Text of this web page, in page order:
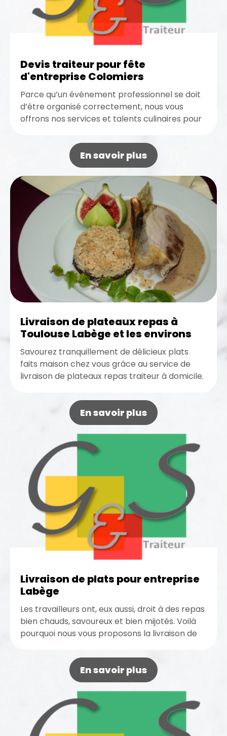
Devis traiteur pour fête
d'entreprise Colomiers
Parce qu’un événement professionnel se doit
d’être organisé correctement, nous vous
offrons nos services et talents culinaires pour
En savoir plus
Livraison de plateaux repas à
Toulouse Labège et les environs
Savourez tranquillement de délicieux plats
faits maison chez vous grâce au service de
livraison de plateaux repas traiteur à domicile.
En savoir plus
Livraison de plats pour entreprise
Labège
Les travailleurs ont, eux aussi, droit à des repas
bien chauds, savoureux et bien mijotés. Voilà
pourquoi nous vous proposons la livraison de
En savoir plus